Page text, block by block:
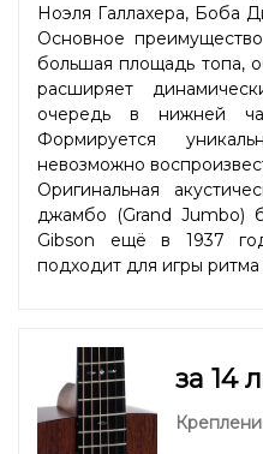
Ноэля Галлахера, Боба
Основное
большая площадь топа,
расширяет
очередь в нижней
Формируется
невозможно
Оригинальная
джамбо (Grand Jumbo)
Gibson ещё в 1937
подходит для игры
за 14